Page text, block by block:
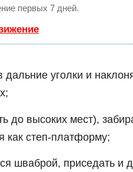
первых 7 дней.
дальние уголки и
до высоких мест),
как степ-платформу;
шваброй, приседать и